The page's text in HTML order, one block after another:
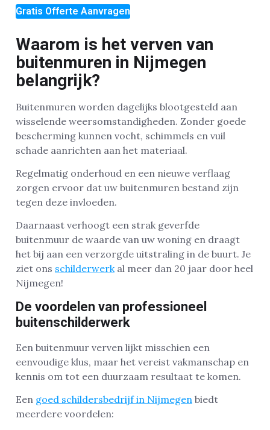
Gratis Offerte Aanvragen
Waarom is het verven van
buitenmuren in Nijmegen
belangrijk?
Buitenmuren worden dagelijks blootgesteld aan
wisselende weersomstandigheden. Zonder goede
bescherming kunnen vocht, schimmels en vuil
schade aanrichten aan het materiaal.
Regelmatig onderhoud en een nieuwe verflaag
zorgen ervoor dat uw buitenmuren bestand zijn
tegen deze invloeden.
Daarnaast verhoogt een strak geverfde
buitenmuur de waarde van uw woning en draagt
het bij aan een verzorgde uitstraling in de buurt. Je
ziet ons schilderwerkal meer dan 20 jaar door heel
Nijmegen!
De voordelen van professioneel
buitenschilderwerk
Een buitenmuur verven lijkt misschien een
eenvoudige klus, maar het vereist vakmanschap en
kennis om tot een duurzaam resultaat te komen.
Een goed schildersbedrijf in Nijmegen biedt
meerdere voordelen: